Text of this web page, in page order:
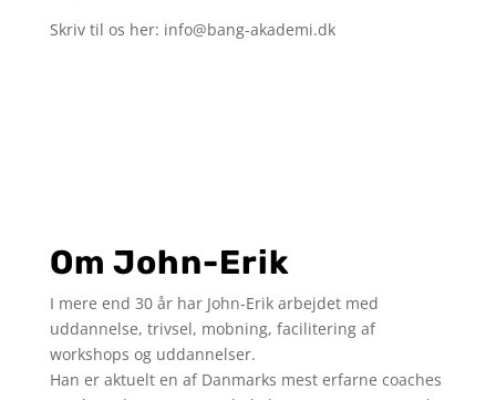
Skriv til os her: info@bang-akademi.dk
Om John-Erik
I mere end 30 år har John-Erik arbejdet med
uddannelse, trivsel, mobning, facilitering af
workshops og uddannelser.
Han er aktuelt en af Danmarks mest erfarne coaches